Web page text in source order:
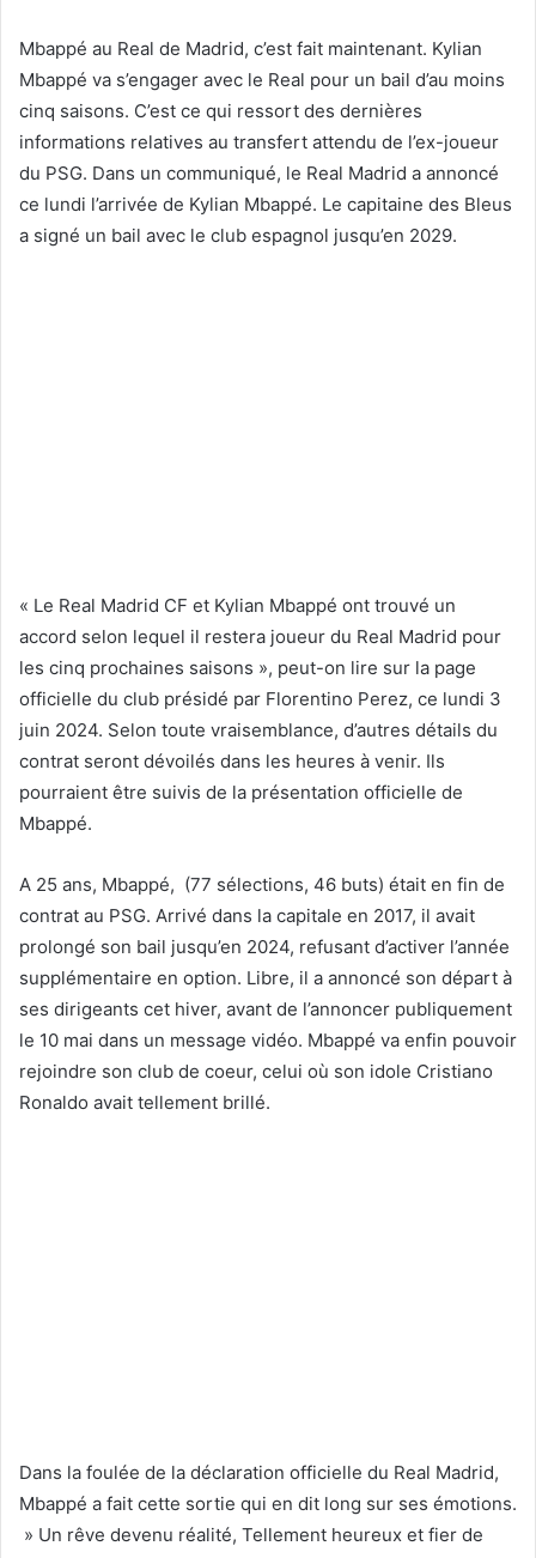
Mbappé au Real de Madrid, c’est fait maintenant. Kylian
Mbappé va s’engager avec le Real pour un bail d’au moins
cinq saisons. C’est ce qui ressort des dernières
informations relatives au transfert attendu de l’ex-joueur
du PSG. Dans un communiqué, le Real Madrid a annoncé
ce lundi l’arrivée de Kylian Mbappé. Le capitaine des Bleus
a signé un bail avec le club espagnol jusqu’en 2029.
« Le Real Madrid CF et Kylian Mbappé ont trouvé un
accord selon lequel il restera joueur du Real Madrid pour
les cinq prochaines saisons », peut-on lire sur la page
officielle du club présidé par Florentino Perez, ce lundi 3
juin 2024. Selon toute vraisemblance, d’autres détails du
contrat seront dévoilés dans les heures à venir. Ils
pourraient être suivis de la présentation officielle de
Mbappé.
A 25 ans, Mbappé, (77 sélections, 46 buts) était en fin de
contrat au PSG. Arrivé dans la capitale en 2017, il avait
prolongé son bail jusqu’en 2024, refusant d’activer l’année
supplémentaire en option. Libre, il a annoncé son départ à
ses dirigeants cet hiver, avant de l’annoncer publiquement
le 10 mai dans un message vidéo. Mbappé va enfin pouvoir
rejoindre son club de coeur, celui où son idole Cristiano
Ronaldo avait tellement brillé.
Dans la foulée de la déclaration officielle du Real Madrid,
Mbappé a fait cette sortie qui en dit long sur ses émotions.
» Un rêve devenu réalité, Tellement heureux et fier de